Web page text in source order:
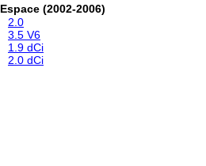
Espace (2002-2006)
2.0
3.5 V6
1.9 dCi
2.0 dCi